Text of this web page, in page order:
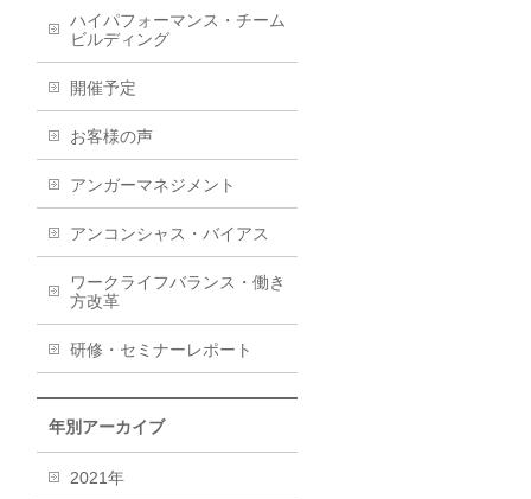
ハイパフォーマンス・チーム
ビルディング
開催予定
お客様の声
アンガーマネジメント
アンコンシャス・バイアス
ワークライフバランス・働き
方改革
研修・セミナーレポート
年別アーカイブ
2021年